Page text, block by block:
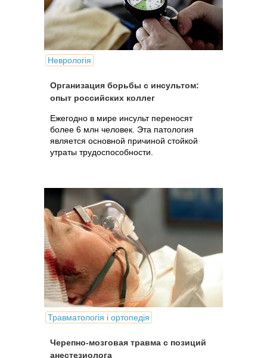
Неврологія
Организация борьбы с инсультом:
опыт российских коллег
Ежегодно в мире инсульт переносят
более 6 млн человек. Эта патология
является основной причиной стойкой
утраты трудоспособности.
Травматологія і ортопедія
Черепно-мозговая травма с позиций
анестезиолога